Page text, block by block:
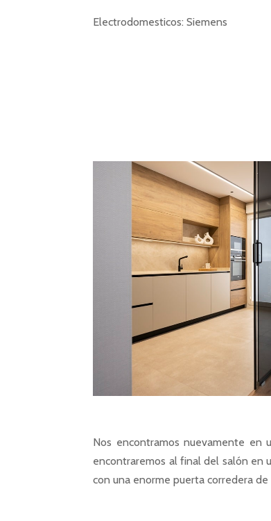
Electrodomesticos: Siemens
Nos encontramos nuevamente en
encontraremos al final del salón en
con una enorme puerta corredera